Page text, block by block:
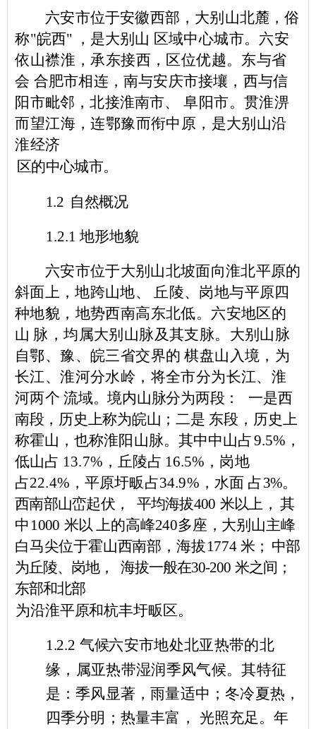
六安市位于安徽西部，大别山北麓，俗
称"皖西" ，是大别山 区域中心城市。六安
依山襟淮，承东接西，区位优越。东与省
会 合肥市相连，南与安庆市接壤，西与信
阳市毗邻，北接淮南市、
阜阳市。贯淮淠
而望江海，连鄂豫而衔中原，是大别山沿
淮经济
区的中心城市。
1.2 自然概况
1.2.1 地形地貌
六安市位于大别山北坡面向淮北平原的
斜面上，地跨山地、
丘陵、岗地与平原四
种地貌，地势西南高东北低。六安地区的
山 脉，均属大别山脉及其支脉。大别山脉
自鄂、豫、皖三省交界的 棋盘山入境，为
长江、淮河分水岭，将全市分为长江、淮
河两个 流域。境内山脉分为两段：
一是西
南段，历史上称为皖山；二是 东段，历史上
称霍山，也称淮阳山脉。其中中山占9.5% ，
低山占 13.7% ，丘陵占 16.5% ，岗地
占22.4% ，平原圩畈占34.9% ，水面 占3%。
西南部山峦起伏，
平均海拔400 米以上， 其
中 1000 米以 上的高峰240多座，大别山主峰
白马尖位于霍山西南部，海拔1774 米； 中部
为丘陵、岗地，
海拔一般在30-200 米之间；
东部和北部
为沿淮平原和杭丰圩畈区。
1.2.2 气候六安市地处北亚热带的北
缘，属亚热带湿润季风气候。其特征
是：季风显著，雨量适中；冬冷夏热，
四季分明；热量丰富，
光照充足。年